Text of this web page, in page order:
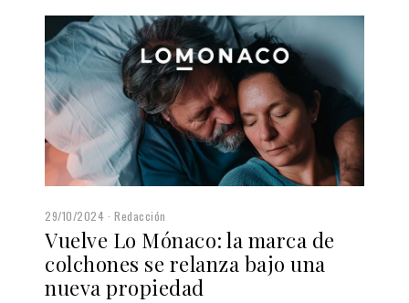
29/10/2024 Redacción
Vuelve Lo Mónaco: la marca de
colchones se relanza bajo una
nueva propiedad